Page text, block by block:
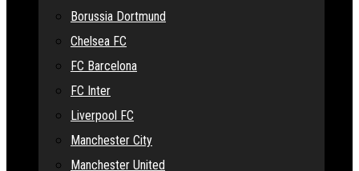
Borussia Dortmund
Chelsea FC
FC Barcelona
FC Inter
Liverpool FC
Manchester City
Manchester United